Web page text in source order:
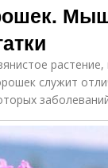
служит